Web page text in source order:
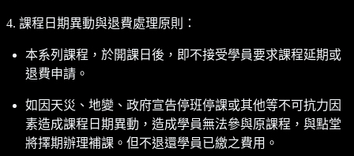
4. 課程日期異動與退費處理原則：
本系列課程，於開課日後，即不接受學員要求課程延期或
退費申請。
如因天災、地變、政府宣告停班停課或其他等不可抗力因
素造成課程日期異動，造成學員無法參與原課程，與點堂
將擇期辦理補課。但不退還學員已繳之費用。